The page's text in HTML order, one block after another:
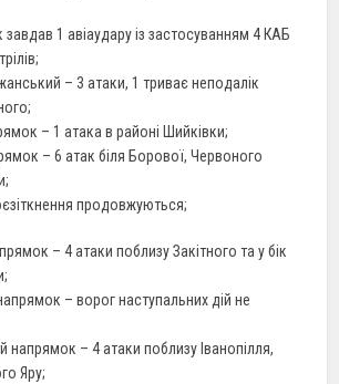
1 авіаудару із застосуванням 4 КАБ
– 3 атаки, 1 триває неподалік
– 1 атака в районі Шийківки;
– 6 атак біля Борової, Червоного
продовжуються;
– 4 атаки поблизу Закітного та у бік
– ворог наступальних дій не
напрямок – 4 атаки поблизу Іванопілля,
Яру;